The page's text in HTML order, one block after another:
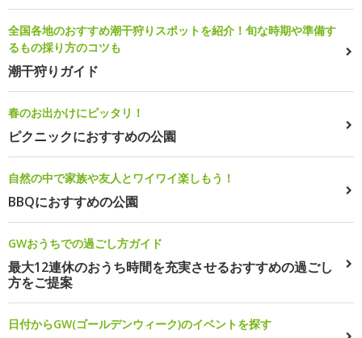
全国各地のおすすめ潮干狩りスポットを紹介！旬な時期や準備す
るもの採り方のコツも
潮干狩りガイド
春のお出かけにピッタリ！
ピクニックにおすすめの公園
自然の中で家族や友人とワイワイ楽しもう！
BBQにおすすめの公園
GWおうちでの過ごし方ガイド
最大12連休のおうち時間を充実させるおすすめの過ごし
方をご提案
日付からGW(ゴールデンウィーク)のイベントを探す